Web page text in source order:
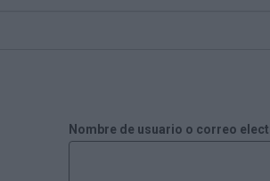
Nombre de usuario o correo